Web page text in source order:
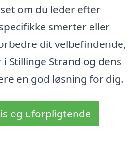
om du leder efter
smerter eller
dit velbefindende,
Stillinge Strand og dens
en god løsning for dig.
og uforpligtende